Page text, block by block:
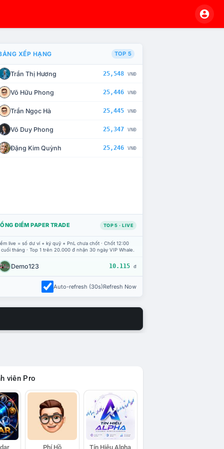
CHẾ TÀI XỬ LÝ VI PHẠM
XẾP HẠNG TOP 5
Trần Thị Hương 25,548 VNĐ
Võ Hữu Phong 25,446 VNĐ
Trần Ngọc Hà 25,445 VNĐ
Võ Duy Phong 25,347 VNĐ
Đặng Kim Quỳnh 25,246 VNĐ
ĐIỂM PAPER TRADE TOP 5 · LIVE
live = số dư ví + ký quỹ + PnL chưa chốt · Chốt 12:00
tháng · Top 1 trên 20.000 đ nhận 30 ngày VIP Whale.
Demo123 10.115 đ
Auto-refresh (30s)Refresh Now
viên Pro
Phí Hồ Tín Hiệu Alpha